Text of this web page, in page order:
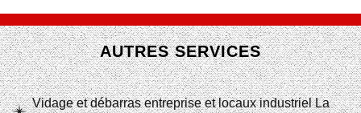
AUTRES SERVICES
Vidage et débarras entreprise et locaux industriel La